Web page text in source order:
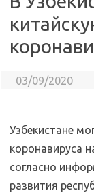
03/09/2020
Узбекистане
коронавируса
согласно
развития